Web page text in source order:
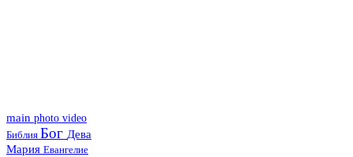
main photo video
Библия Бог Дева
Мария Евангелие